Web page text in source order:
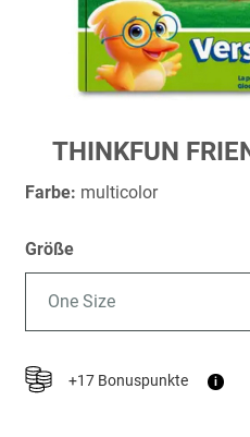
Zum
Anfang
der
THINKFUN
Farbe: multicolor
Größe
One Size
+17 Bonuspunkte i